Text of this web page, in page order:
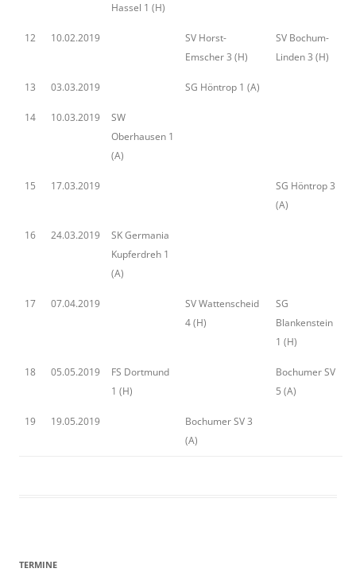
Hassel 1 (H)
12 10.02.2019
SV Horst-
Emscher 3 (H)
SV Bochum-
Linden 3 (H)
13 03.03.2019 SG Höntrop 1 (A)
14 10.03.2019
SW
Oberhausen 1
(A)
15 17.03.2019
SG Höntrop 3
(A)
16 24.03.2019
SK Germania
Kupferdreh 1
(A)
17 07.04.2019
SV Wattenscheid
4 (H)
SG
Blankenstein
1 (H)
18 05.05.2019
FS Dortmund
1 (H)
Bochumer SV
5 (A)
19 19.05.2019
Bochumer SV 3
(A)
TERMINE